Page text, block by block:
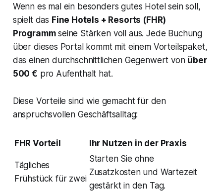
Wenn es mal ein besonders gutes Hotel sein soll,
spielt das Fine Hotels + Resorts (FHR)
Programmseine Stärken voll aus. Jede Buchung
über dieses Portal kommt mit einem Vorteilspaket,
das einen durchschnittlichen Gegenwert von über
500 € pro Aufenthalt hat.
Diese Vorteile sind wie gemacht für den
anspruchsvollen Geschäftsalltag:
FHR Vorteil Ihr Nutzen in der Praxis
Tägliches
Frühstück für zwei
Starten Sie ohne
Zusatzkosten und Wartezeit
gestärkt in den Tag.